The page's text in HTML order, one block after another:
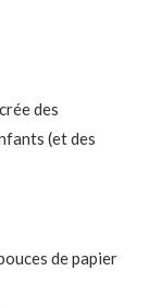
des
(et des
de papier